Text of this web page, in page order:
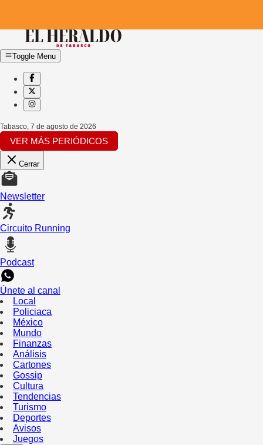
Toggle Menu
Tabasco, 7 de agosto de 2026
VER MÁS PERIÓDICOS
Cerrar
Newsletter
Circuito Running
Podcast
Únete al canal
Local
Policiaca
México
Mundo
Finanzas
Análisis
Cartones
Gossip
Cultura
Tendencias
Turismo
Deportes
Avisos
Juegos